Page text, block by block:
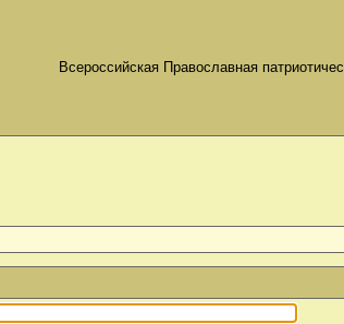
Всероссийская Православная